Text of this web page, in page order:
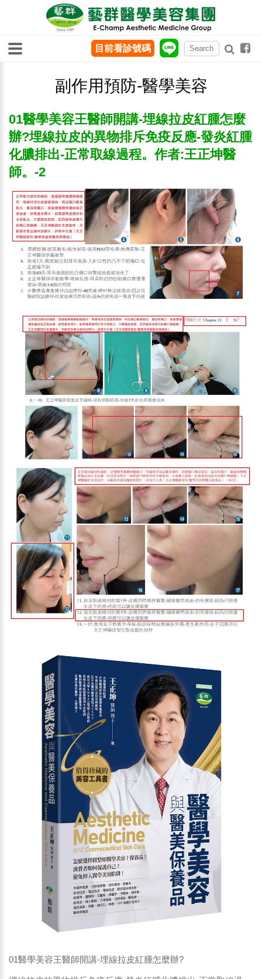
副作用預防-醫學美容
01醫學美容王醫師開講-埋線拉皮紅腫怎麼
辦?埋線拉皮的異物排斥免疫反應-發炎紅腫
化膿排出-正常取線過程。作者:王正坤醫
師。-2
01醫學美容王醫師開講-埋線拉皮紅腫怎麼辦?
目前看診號碼